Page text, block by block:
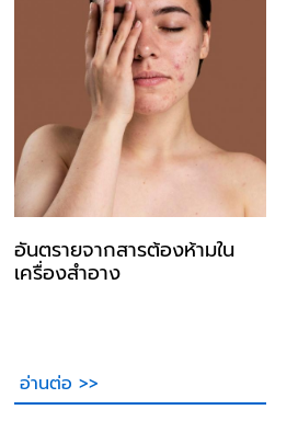
อันตรายจากสารต้องห้ามใน
เครื่องสำอาง
อ่านต่อ >>